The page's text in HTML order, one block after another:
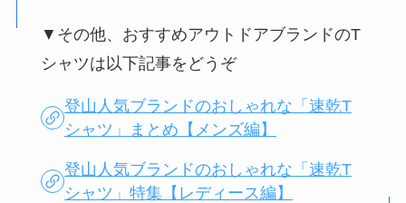
▼その他、おすすめアウトドアブランドのT
シャツは以下記事をどうぞ
登山人気ブランドのおしゃれな「速乾T
シャツ」まとめ【メンズ編】
登山人気ブランドのおしゃれな「速乾T
シャツ」特集【レディース編】